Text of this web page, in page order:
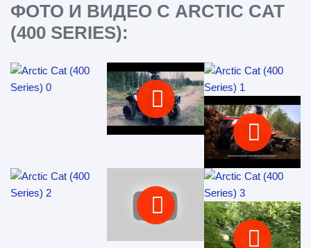
ФОТО И ВИДЕО С ARCTIC CAT
(400 SERIES):